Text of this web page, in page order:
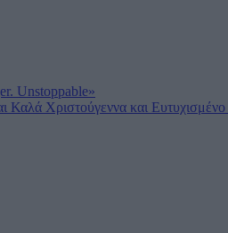
Unstoppable»
Χριστούγεννα και